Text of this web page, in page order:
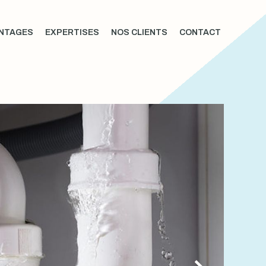
EXPERTISES NOS CLIENTS CONTACT